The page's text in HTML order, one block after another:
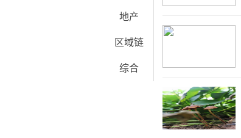
地产
区域链
综合